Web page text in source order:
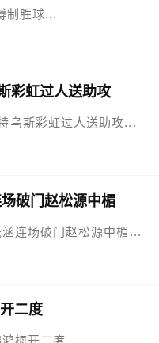
制胜球...
彩虹过人送助攻
乌斯彩虹过人送助攻...
破门赵松源中楣
连场破门赵松源中楣...
二度
梅开二度...